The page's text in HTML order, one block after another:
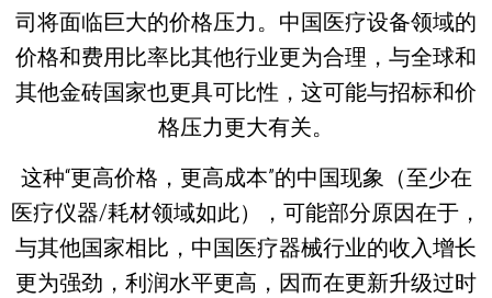
司将面临巨大的价格压力。中国医疗设备领域的
价格和费用比率比其他行业更为合理，与全球和
其他金砖国家也更具可比性，这可能与招标和价
格压力更大有关。
这种“更高价格，更高成本”的中国现象（至少在
医疗仪器/耗材领域如此），可能部分原因在于，
与其他国家相比，中国医疗器械行业的收入增长
更为强劲，利润水平更高，因而在更新升级过时